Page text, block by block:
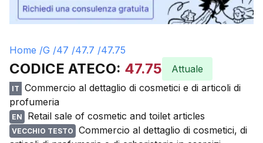
Home /G /47 /47.7 /47.75
CODICE ATECO: 47.75 Attuale
IT
Commercio al dettaglio di cosmetici e di articoli di
profumeria
EN Retail sale of cosmetic and toilet articles
VECCHIO TESTO
Commercio al dettaglio di cosmetici, di